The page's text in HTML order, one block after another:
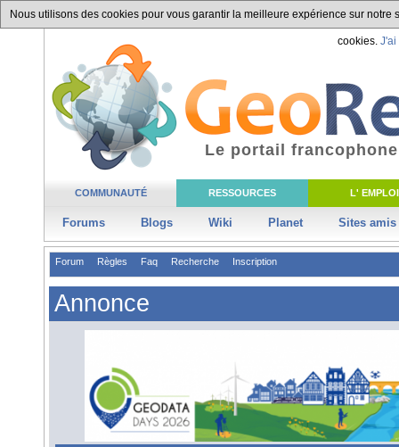
Nous utilisons des cookies pour vous garantir la meilleure expérience sur
cookies. J'ai
COMMUNAUTÉ RESSOURCES L' EMPLOI
Forums Blogs Wiki Planet Sites amis
Le portail
Forum Règles Faq Recherche Inscription
Annonce